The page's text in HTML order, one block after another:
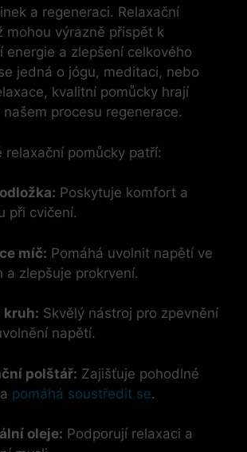
a regeneraci. Relaxační
mohou výrazně přispět k
energie a zlepšení celkového
jedná o jógu, meditaci, nebo
kvalitní pomůcky hrají
procesu regenerace.
relaxační pomůcky patří:
Poskytuje komfort a
při cvičení.
míč: Pomáhá uvolnit napětí ve
a zlepšuje prokrvení.
kruh: Skvělý nástroj pro zpevnění
napětí.
polštář: Zajišťuje pohodlné
pomáhá soustředit se.
oleje: Podporují relaxaci a